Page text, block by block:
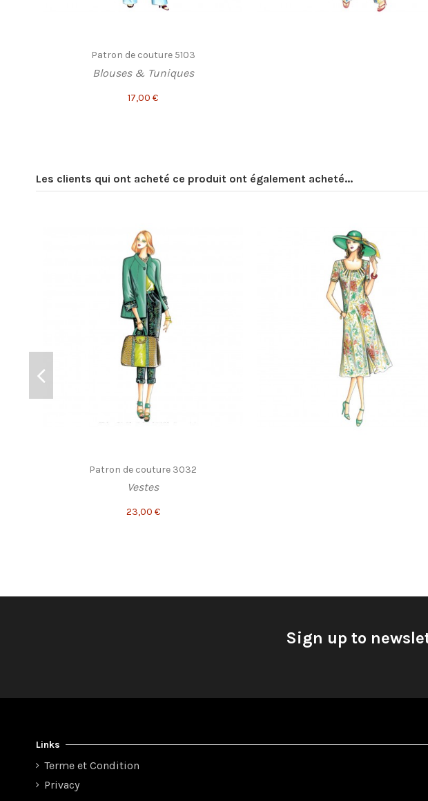
Patron de couture 5103
Blouses & Tuniques
17,00 €
Les clients qui ont acheté ce produit ont également acheté...
Patron de couture 3032
Vestes
23,00 €
Sign up to
Links
Terme et Condition
Privacy